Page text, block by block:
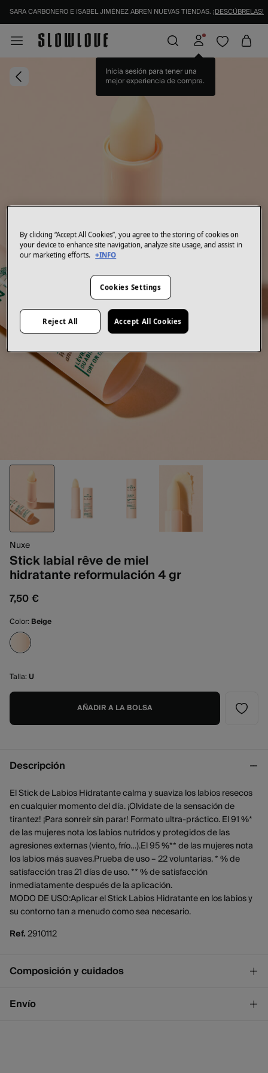
SARA CARBONERO E ISABEL JIMÉNEZ ABREN NUEVAS TIENDAS. ¡DESCÚBRELAS!
Inicia sesión para tener una
mejor experiencia de compra.
Nuxe
Stick labial rêve de miel
hidratante reformulación 4 gr
7,50 €
Color: Beige
Talla: U
AÑADIR A LA BOLSA
Descripción
El Stick de Labios Hidratante calma y suaviza los labios resecos
en cualquier momento del día. ¡Olvidate de la sensación de
tirantez! ¡Para sonreír sin parar! Formato ultra-práctico. El 91 %*
de las mujeres nota los labios nutridos y protegidos de las
agresiones externas (viento, frío…).El 95 %** de las mujeres nota
los labios más suaves.Prueba de uso – 22 voluntarias. * % de
satisfacción tras 21 días de uso. ** % de satisfacción
inmediatamente después de la aplicación.
MODO DE USO:Aplicar el Stick Labios Hidratante en los labios y
su contorno tan a menudo como sea necesario.
Ref.2910112
Composición y cuidados
Composición
Envío
By clicking “Accept All Cookies”, you agree to the storing of cookies on
your device to enhance site navigation, analyze site usage, and assist in
our marketing efforts. +INFO
Cookies Settings
Reject All Accept All Cookies